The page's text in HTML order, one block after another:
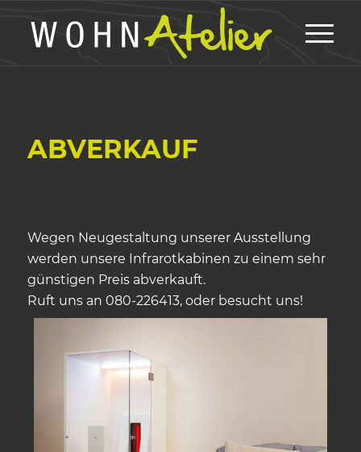
ABVERKAUF
Wegen Neugestaltung unserer Ausstellung
werden unsere Infrarotkabinen zu einem sehr
günstigen Preis abverkauft.
Ruft uns an 080-226413, oder besucht uns!